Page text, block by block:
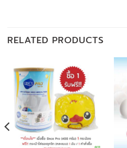
RELATED PRODUCTS